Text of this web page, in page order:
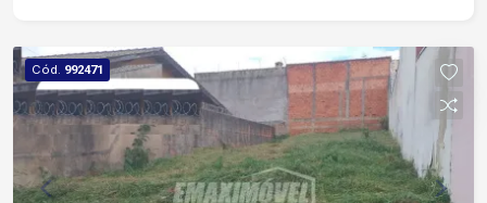
região.
Cód. 992471